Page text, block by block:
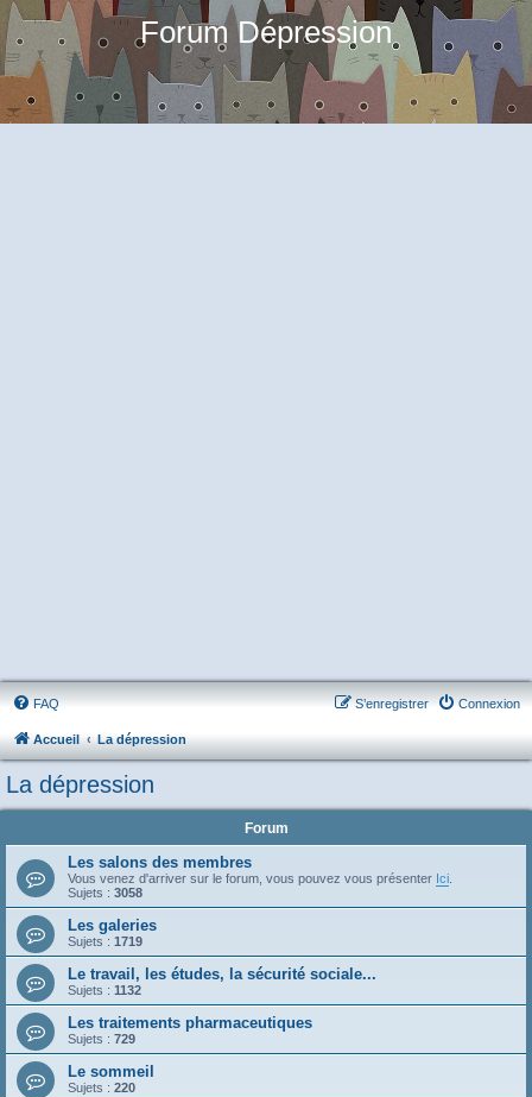
Forum Dépression
FAQ Connexion
S’enregistrer
Accueil La dépression
La dépression
Forum
Les salons des membres
Vous venez d'arriver sur le forum, vous pouvez vous présenter Ici
Sujets : 3058
Les galeries
Sujets : 1719
Le travail, les études, la sécurité sociale...
Sujets : 1132
Les traitements pharmaceutiques
Sujets : 729
Le sommeil
Sujets : 220